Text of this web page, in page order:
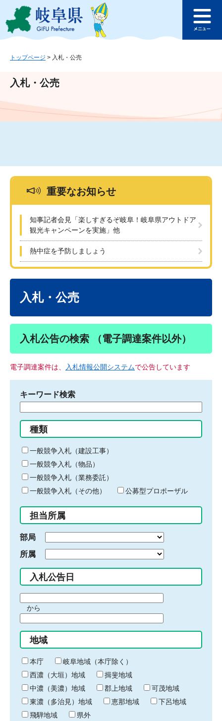
ジ
ュ
文
このページの本文へ
ュ
トップページ > 入札・公売
入札・公売
重要なお知らせ
知事記者会見「楽しすぎるぞ岐阜！岐阜県アウトドア
観光キャンペーンを実施」他
熱中症を予防しましょう
入札・公売
入札公告の検索 （電子調達案件以外）
電子調達案件は、 入札情報公開システムで公告しています
キーワード検索
る
キ
ー
ワ
ー
ド
入
力
種類
一般競争入札（建設工事）
一般競争入札（物品）
一般競争入札（業務委託）
一般競争入札（その他）
公募型プロポーザル
担当所属
部局
所属
入札公告日
間
始
り
から
間
終
わ
り
地域
本庁
岐阜地域（本庁除く）
西濃（大垣）地域
揖斐地域
中濃（美濃）地域
郡上地域
可茂地域
東濃（多治見）地域
恵那地域
下呂地域
飛騨地域
県外